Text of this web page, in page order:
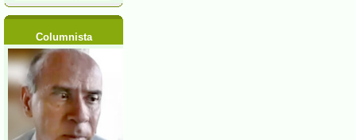
Columnista